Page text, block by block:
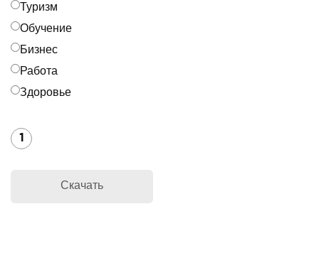
Туризм
Обучение
Бизнес
Работа
Здоровье
1
Скачать